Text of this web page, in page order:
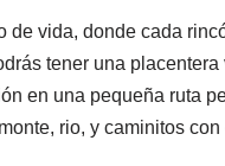
de vida, donde cada
tener una placentera
en una pequeña ruta
rio, y caminitos con